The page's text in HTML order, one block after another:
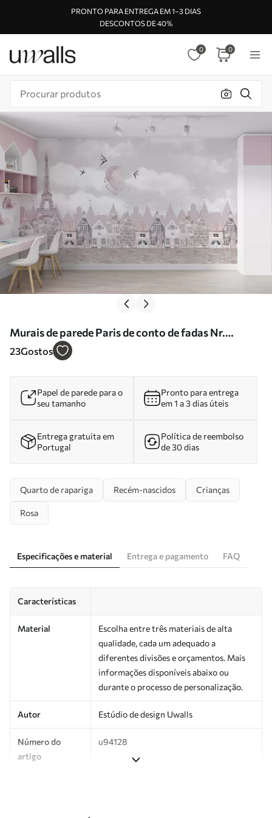
PRONTO PARA ENTREGA EM 1–3 DIAS
DESCONTOS DE 40%
0 0
Murais de parede Paris de conto de fadas Nr.
u94128
23Gostos
Papel de parede para o
seu tamanho
Pronto para entrega
em 1 a 3 dias úteis
Entrega gratuita em
Portugal
Política de reembolso
de 30 dias
Quarto de rapariga Recém-nascidos Crianças
Rosa
Especificações e material Entrega e pagamento FAQ
Características
Material
Escolha entre três materiais de alta
qualidade, cada um adequado a
diferentes divisões e orçamentos. Mais
informações disponíveis abaixo ou
durante o processo de personalização.
Autor Estúdio de design Uwalls
Número do
artigo
u94128